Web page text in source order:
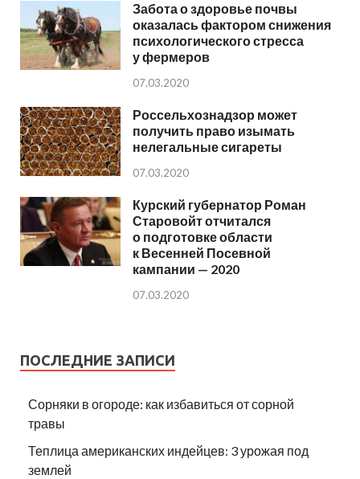
Забота о здоровье почвы
оказалась фактором снижения
психологического стресса
у фермеров
07.03.2020
Россельхознадзор может
получить право изымать
нелегальные сигареты
07.03.2020
Курский губернатор Роман
Старовойт отчитался
о подготовке области
к Весенней Посевной
кампании — 2020
07.03.2020
ПОСЛЕДНИЕ ЗАПИСИ
Сорняки в огороде: как избавиться от сорной
травы
Теплица американских индейцев: 3 урожая под
землей